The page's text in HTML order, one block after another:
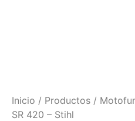
Inicio / Productos /
SR 420 – Stihl